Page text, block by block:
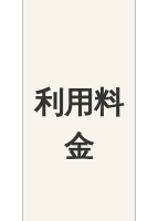
利用料
金